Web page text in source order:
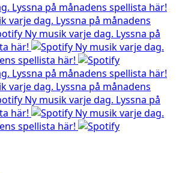
Lyssna på månadens spellista här!
varje dag. Lyssna på månadens
Ny musik varje dag. Lyssna på
här!
Ny musik varje dag.
spellista här!
Lyssna på månadens spellista här!
varje dag. Lyssna på månadens
Ny musik varje dag. Lyssna på
här!
Ny musik varje dag.
spellista här!